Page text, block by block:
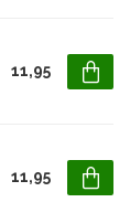
11,95
11,95